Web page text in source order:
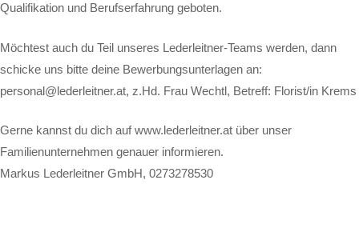
Qualifikation und Berufserfahrung geboten.
Möchtest auch du Teil unseres Lederleitner-Teams werden, dann
schicke uns bitte deine Bewerbungsunterlagen an:
personal@lederleitner.at, z.Hd. Frau Wechtl, Betreff: Florist/in Krems
Gerne kannst du dich auf www.lederleitner.at über unser
Familienunternehmen genauer informieren.
Markus Lederleitner GmbH, 0273278530